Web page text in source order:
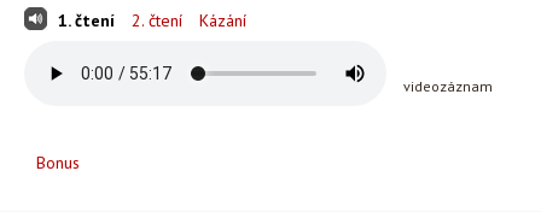
1. čtení 2. čtení Kázání
videozáznam
Bonus